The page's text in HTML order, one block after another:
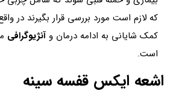
که لازم است مورد بررسی قرار بگیرند در
کمک شایانی به ادامه درمان و آنژیوگرافی
است.
اشعه ایکس قفسه سینه